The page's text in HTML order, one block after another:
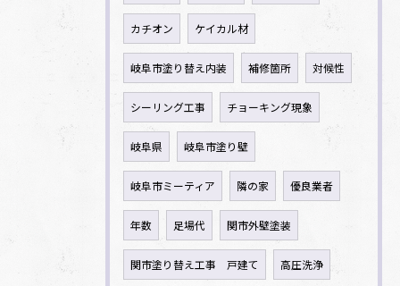
カチオン ケイカル材
岐阜市塗り替え内装 補修箇所 対候性
シーリング工事 チョーキング現象
岐阜県 岐阜市塗り壁
岐阜市ミーティア 隣の家 優良業者
年数 足場代 関市外壁塗装
関市塗り替え工事 戸建て 高圧洗浄